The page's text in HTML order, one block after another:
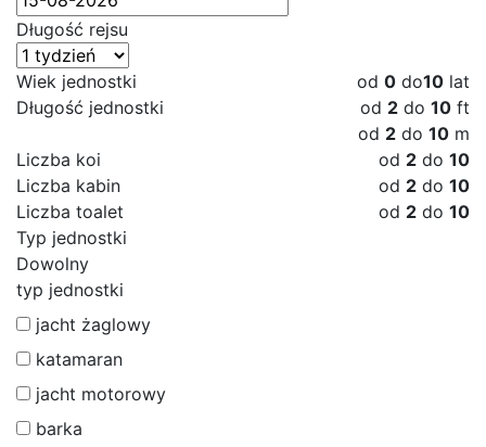
Długość rejsu
Wiek jednostki od 0 do10 lat
Długość jednostki
od 2 do 10 ft
od 2 do 10 m
Liczba koi
od 2 do 10
Liczba kabin
od 2 do 10
Liczba toalet
od 2 do 10
Typ jednostki
Dowolny
typ jednostki
jacht żaglowy
katamaran
jacht motorowy
barka